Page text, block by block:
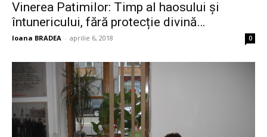
Vinerea Patimilor: Timp al haosului și
întunericului, fără protecție divină…
Ioana BRADEA - aprilie 6, 2018 0